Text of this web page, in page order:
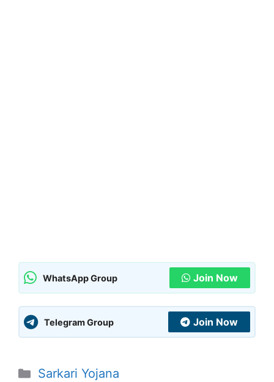
WhatsApp Group Join Now
Telegram Group Join Now
Categories
Sarkari Yojana